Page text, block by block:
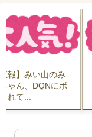
報】みい山のみ
ゃん、DQNにボ
れて...